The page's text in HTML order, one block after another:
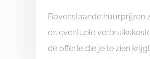
Bovenstaande huurprijzen
en eventuele
de offerte die je te zien